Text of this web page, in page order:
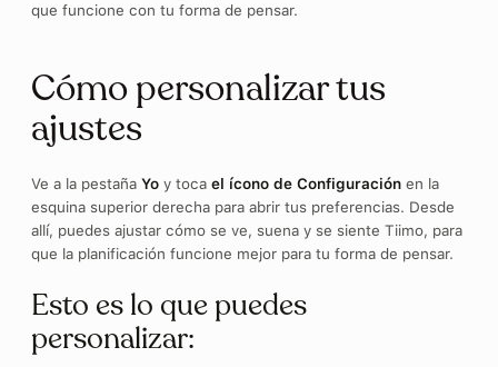
que funcione con tu forma de pensar.
Cómo personalizar tus
ajustes
Ve a la pestaña Yo y toca el ícono de Configuración en la
esquina superior derecha para abrir tus preferencias. Desde
allí, puedes ajustar cómo se ve, suena y se siente Tiimo, para
que la planificación funcione mejor para tu forma de pensar.
Esto es lo que puedes
personalizar: